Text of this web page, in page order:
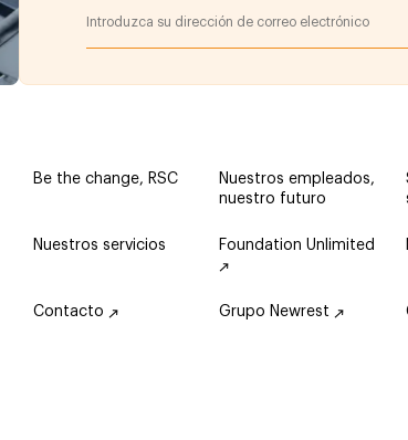
Be the change, RSC
Nuestros empleados,
nuestro futuro
Nuestros servicios Foundation Unlimited
Contacto Grupo Newrest